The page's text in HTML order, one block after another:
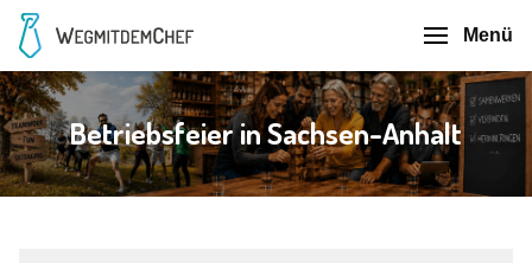
Menü
Betriebsfeier in Sachsen-Anhalt